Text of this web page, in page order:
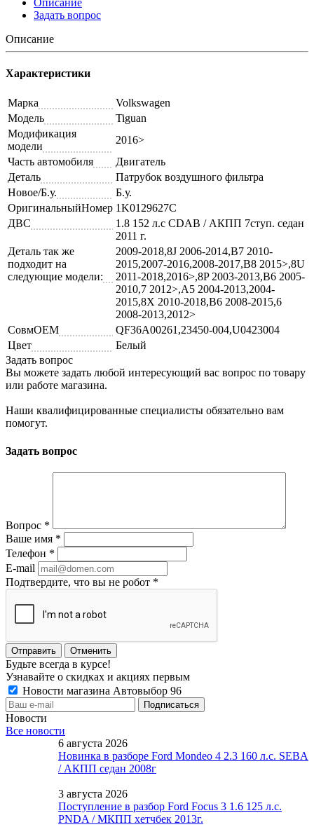
Задать вопрос
Описание
Характеристики
Марка
Volkswagen
Модель
Tiguan
Модификация
модели
2016>
Часть автомобиля
Двигатель
Деталь
Патрубок воздушного фильтра
Новое/Б.у.
Б.у.
ОригинальныйНомер 1K0129627C
ДВС
1.8 152 л.с CDAB / АКПП 7ступ. седан
2011 г.
Деталь так же
подходит на
следующие модели:
2009-2018,8J 2006-2014,B7 2010-
2015,2007-2016,2008-2017,B8 2015>,8U
2011-2018,2016>,8P 2003-2013,B6 2005-
2010,7 2012>,A5 2004-2013,2004-
2015,8X 2010-2018,B6 2008-2015,6
2008-2013,2012>
СовмОЕМ
QF36A00261,23450-004,U0423004
Цвет
Белый
Задать вопрос
Вы можете задать любой интересующий вас вопрос по товару
или работе магазина.
Наши квалифицированные специалисты обязательно вам
помогут.
Задать вопрос
Вопрос *
Ваше имя *
Телефон *
E-mail
Подтвердите, что вы не робот *
Отменить
Будьте всегда в курсе!
Узнавайте о скидках и акциях первым
Новости магазина Автовыбор 96
Новости
Все новости
6 августа 2026
Новинка в разборе Ford Mondeo 4 2.3 160 л.с. SEBA
/ АКПП седан 2008г
3 августа 2026
Поступление в разбор Ford Focus 3 1.6 125 л.с.
PNDA / МКПП хетчбек 2013г.